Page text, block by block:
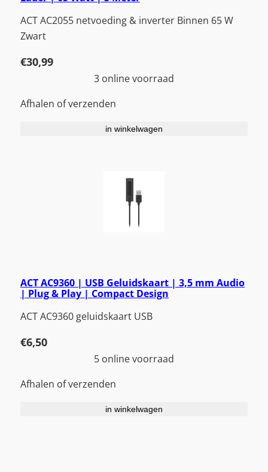
ACT AC2055 netvoeding & inverter Binnen 65 W
Zwart
€30,99
3 online voorraad
Afhalen of verzenden
in winkelwagen
ACT AC9360 | USB Geluidskaart | 3,5 mm Audio
| Plug & Play | Compact Design
ACT AC9360 geluidskaart USB
€6,50
5 online voorraad
Afhalen of verzenden
in winkelwagen